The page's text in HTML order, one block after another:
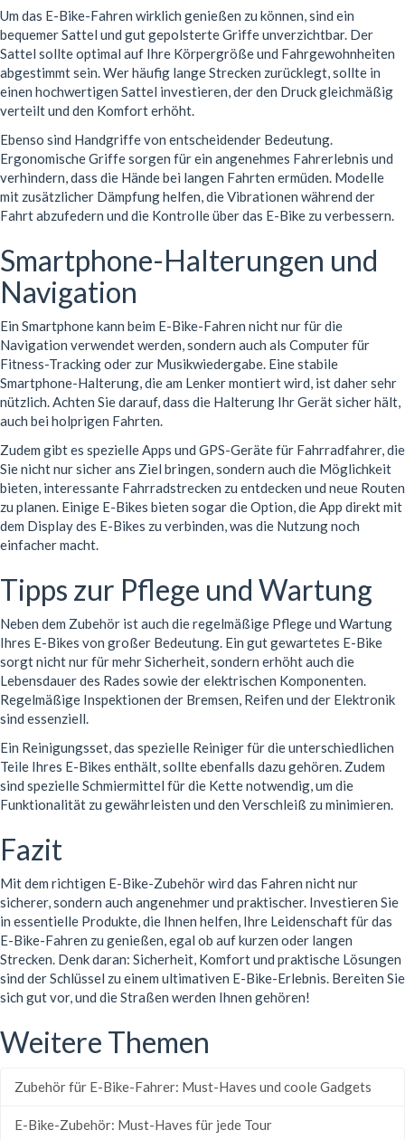
Um das E-Bike-Fahren wirklich genießen zu können, sind ein
bequemer Sattel und gut gepolsterte Griffe unverzichtbar. Der
Sattel sollte optimal auf Ihre Körpergröße und Fahrgewohnheiten
abgestimmt sein. Wer häufig lange Strecken zurücklegt, sollte in
einen hochwertigen Sattel investieren, der den Druck gleichmäßig
verteilt und den Komfort erhöht.
Ebenso sind Handgriffe von entscheidender Bedeutung.
Ergonomische Griffe sorgen für ein angenehmes Fahrerlebnis und
verhindern, dass die Hände bei langen Fahrten ermüden. Modelle
mit zusätzlicher Dämpfung helfen, die Vibrationen während der
Fahrt abzufedern und die Kontrolle über das E-Bike zu verbessern.
Smartphone-Halterungen und
Navigation
Ein Smartphone kann beim E-Bike-Fahren nicht nur für die
Navigation verwendet werden, sondern auch als Computer für
Fitness-Tracking oder zur Musikwiedergabe. Eine stabile
Smartphone-Halterung, die am Lenker montiert wird, ist daher sehr
nützlich. Achten Sie darauf, dass die Halterung Ihr Gerät sicher hält,
auch bei holprigen Fahrten.
Zudem gibt es spezielle Apps und GPS-Geräte für Fahrradfahrer, die
Sie nicht nur sicher ans Ziel bringen, sondern auch die Möglichkeit
bieten, interessante Fahrradstrecken zu entdecken und neue Routen
zu planen. Einige E-Bikes bieten sogar die Option, die App direkt mit
dem Display des E-Bikes zu verbinden, was die Nutzung noch
einfacher macht.
Tipps zur Pflege und Wartung
Neben dem Zubehör ist auch die regelmäßige Pflege und Wartung
Ihres E-Bikes von großer Bedeutung. Ein gut gewartetes E-Bike
sorgt nicht nur für mehr Sicherheit, sondern erhöht auch die
Lebensdauer des Rades sowie der elektrischen Komponenten.
Regelmäßige Inspektionen der Bremsen, Reifen und der Elektronik
sind essenziell.
Ein Reinigungsset, das spezielle Reiniger für die unterschiedlichen
Teile Ihres E-Bikes enthält, sollte ebenfalls dazu gehören. Zudem
sind spezielle Schmiermittel für die Kette notwendig, um die
Funktionalität zu gewährleisten und den Verschleiß zu minimieren.
Fazit
Mit dem richtigen E-Bike-Zubehör wird das Fahren nicht nur
sicherer, sondern auch angenehmer und praktischer. Investieren Sie
in essentielle Produkte, die Ihnen helfen, Ihre Leidenschaft für das
E-Bike-Fahren zu genießen, egal ob auf kurzen oder langen
Strecken. Denk daran: Sicherheit, Komfort und praktische Lösungen
sind der Schlüssel zu einem ultimativen E-Bike-Erlebnis. Bereiten Sie
sich gut vor, und die Straßen werden Ihnen gehören!
Weitere Themen
Zubehör für E-Bike-Fahrer: Must-Haves und coole Gadgets
E-Bike-Zubehör: Must-Haves für jede Tour